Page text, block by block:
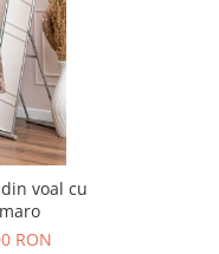
voal cu
RON